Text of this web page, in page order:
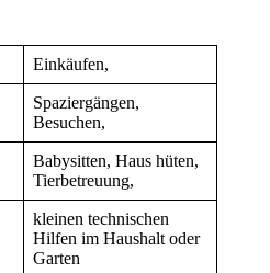
Einkäufen,
Spaziergängen,
Besuchen,
Babysitten, Haus hüten,
Tierbetreuung,
kleinen technischen
Hilfen im Haushalt oder
Garten